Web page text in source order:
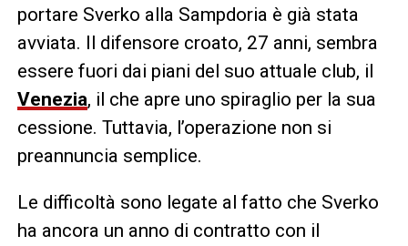
portare Sverko alla Sampdoria è già stata
avviata. Il difensore croato, 27 anni, sembra
essere fuori dai piani del suo attuale club, il
Venezia, il che apre uno spiraglio per la sua
cessione. Tuttavia, l’operazione non si
preannuncia semplice.
Le difficoltà sono legate al fatto che Sverko
ha ancora un anno di contratto con il